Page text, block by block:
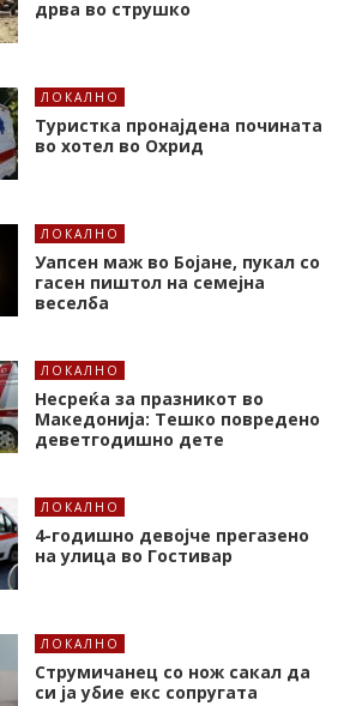
дрва во струшко
ЛОКАЛНО
Туристка пронајдена почината
во хотел во Охрид
ЛОКАЛНО
Уапсен маж во Бојане, пукал со
гасен пиштол на семејна
веселба
ЛОКАЛНО
Несреќа за празникот во
Македонија: Тешко повредено
деветгодишно дете
ЛОКАЛНО
4-годишно девојче прегазено
на улица во Гостивар
ЛОКАЛНО
Струмичанец со нож сакал да
си ја убие екс сопругата